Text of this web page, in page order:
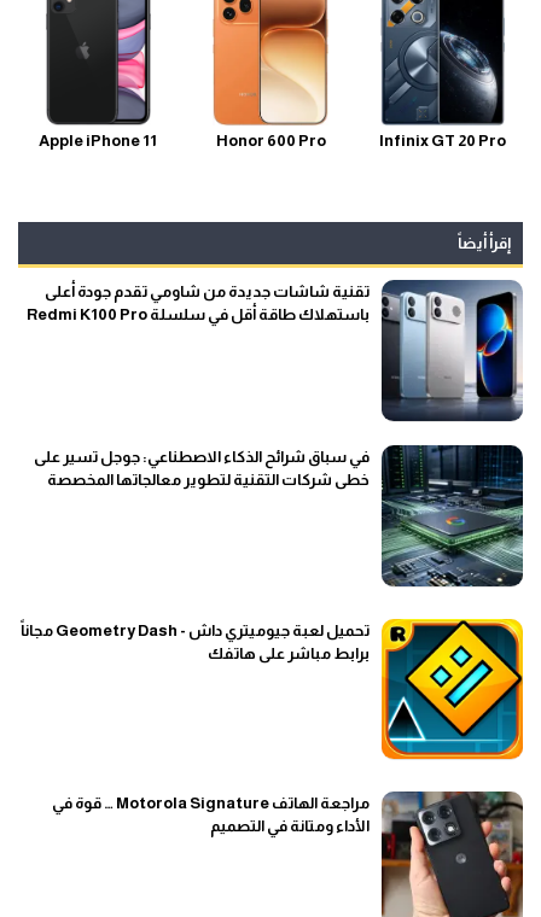
Infinix GT 20 Pro
Honor 600 Pro
Apple iPhone 11
إقرأ أيضاً
تقنية شاشات جديدة من شاومي تقدم جودة أعلى
باستهلاك طاقة أقل في سلسلة Redmi K100 Pro
في سباق شرائح الذكاء الاصطناعي: جوجل تسير على
خطى شركات التقنية لتطوير معالجاتها المخصصة
تحميل لعبة جيوميتري داش - Geometry Dash مجاناً
برابط مباشر على هاتفك
مراجعة الهاتف Motorola Signature … قوة في
الأداء ومتانة في التصميم